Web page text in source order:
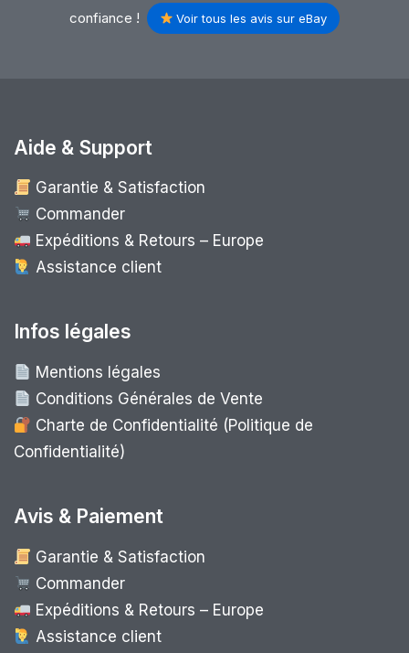
confiance !
Voir tous les avis sur eBay
Aide & Support
Garantie & Satisfaction
Commander
Expéditions & Retours – Europe
Assistance client
Infos légales
Mentions légales
Conditions Générales de Vente
Charte de Confidentialité (Politique de
Confidentialité)
Avis & Paiement
Garantie & Satisfaction
Commander
Expéditions & Retours – Europe
Assistance client